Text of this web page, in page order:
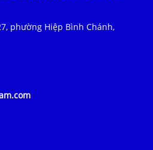
phường Hiệp Bình Chánh,